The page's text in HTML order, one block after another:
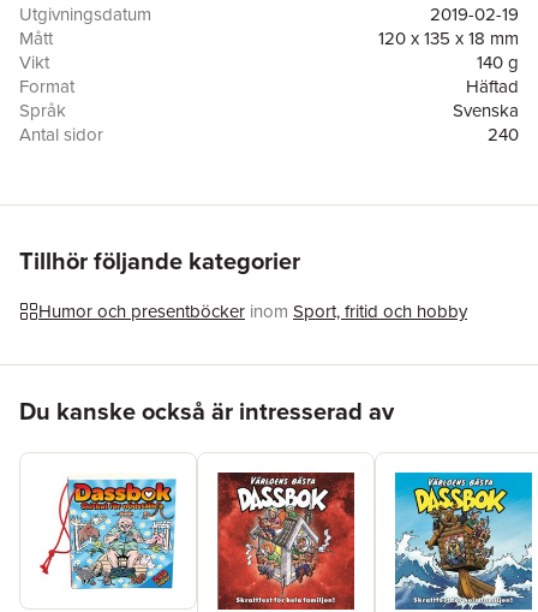
Utgivningsdatum
2019-02-19
Mått
120 x 135 x 18 mm
Vikt
140 g
Format
Häftad
Språk
Svenska
Antal sidor
240
ISBN
9789198412628
Tillhör följande kategorier
Humor och presentböcker inom Sport, fritid och hobby
Du kanske också är intresserad av